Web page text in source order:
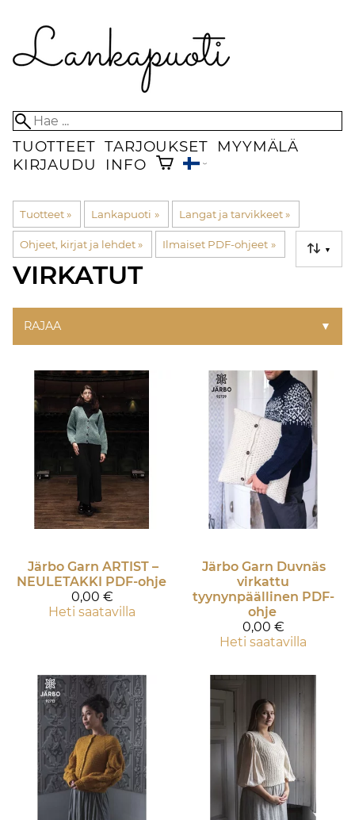
TUOTTEET TARJOUKSET
MYYMÄLÄ
KIRJAUDU
INFO
Tuotteet‪» Lankapuoti ‪» Langat ja tarvikkeet ‪»
Ohjeet, kirjat ja lehdet‪» Ilmaiset PDF-ohjeet ‪» ▼
VIRKATUT
RAJAA ▼
Järbo Garn ARTIST –
NEULETAKKI PDF-ohje
0,00 €
Heti saatavilla
Järbo Garn Duvnäs
virkattu
tyynynpäällinen PDF-
ohje
0,00 €
Heti saatavilla